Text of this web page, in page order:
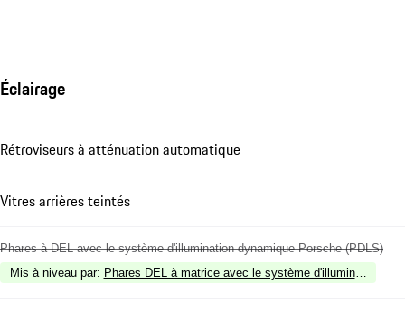
Éclairage
Rétroviseurs à atténuation automatique
Vitres arrières teintés
Phares à DEL avec le système d'illumination dynamique Porsche (PDLS)
Mis à niveau par: Phares DEL à matrice avec le système d'illumination